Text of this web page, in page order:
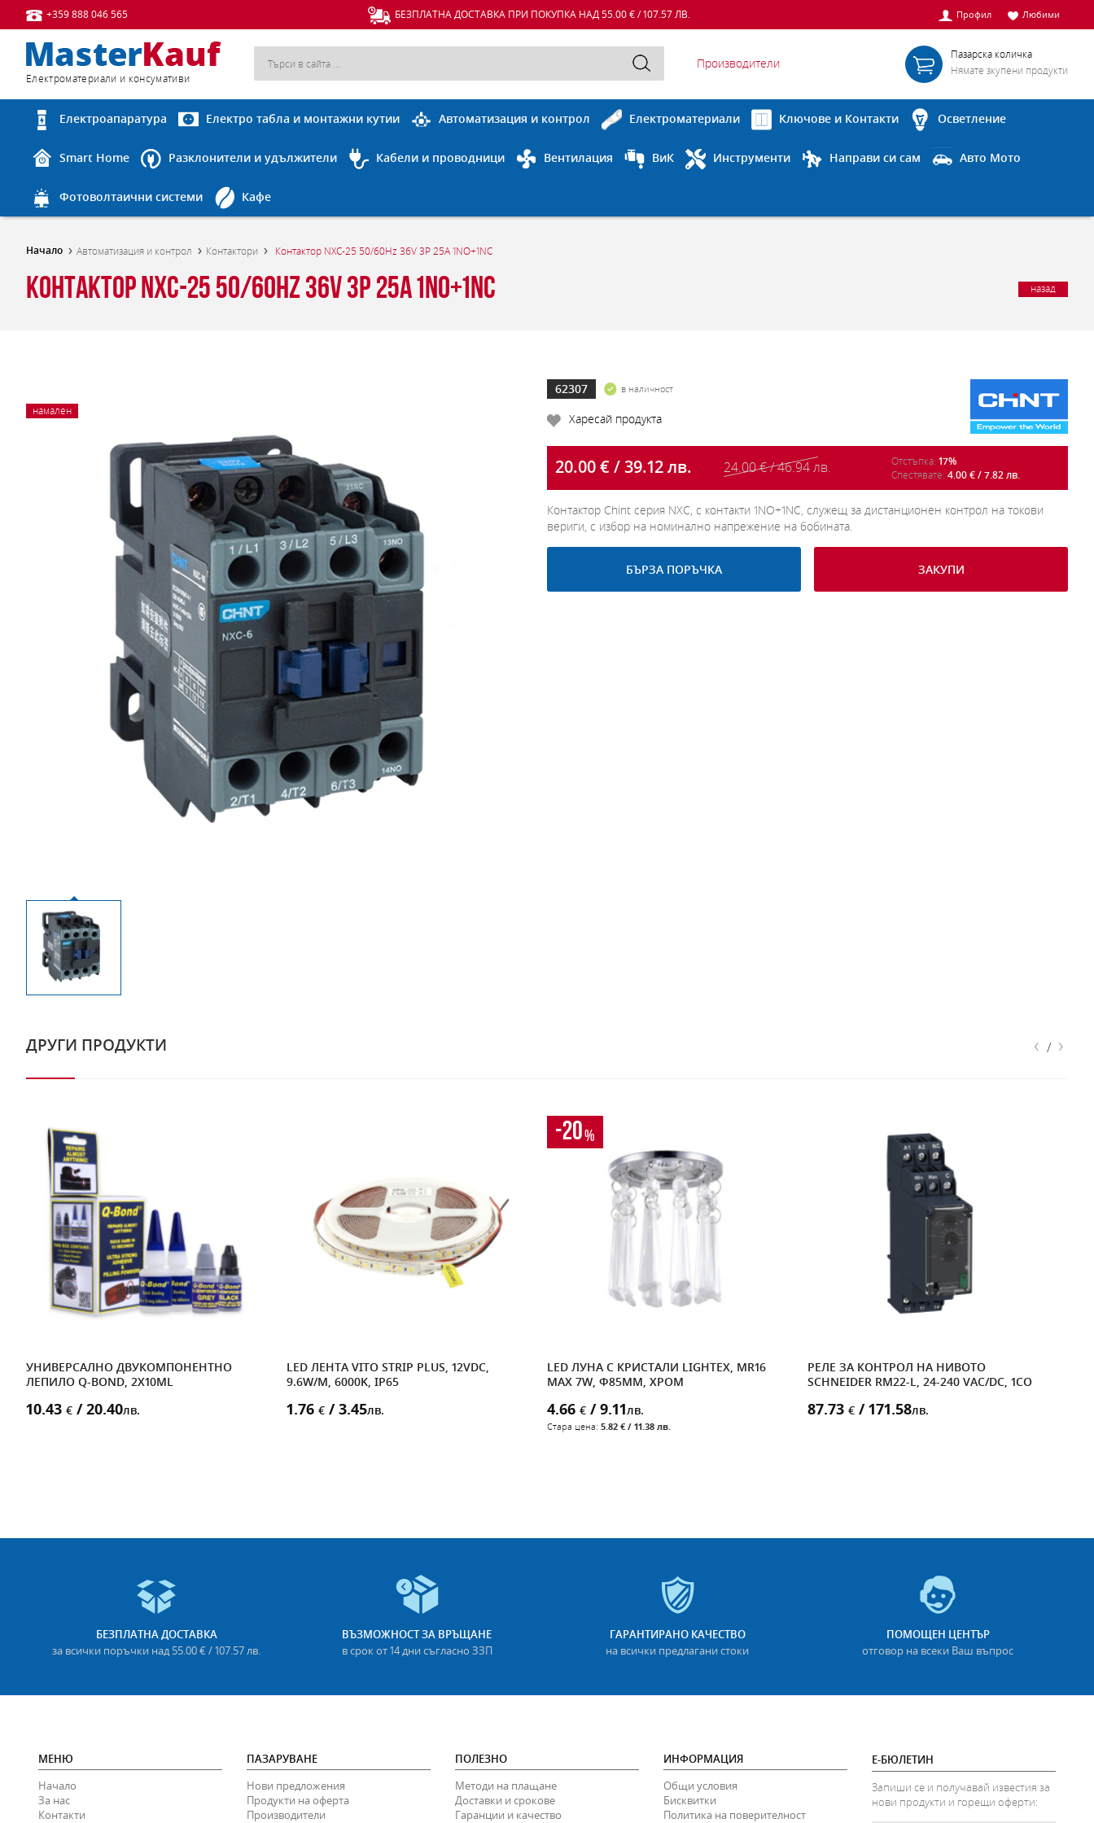
+359 888 046 565 Профил Любими
БЕЗПЛАТНА ДОСТАВКА ПРИ ПОКУПКА НАД 55.00 € / 107.57 ЛВ.
Eлектроматериали и консумативи
Пазарска количка
Нямате зкупени продукти
Производители
Електроапаратура Електро табла и монтажни кутии Автоматизация и контрол Електроматериали Ключове и Контакти Осветление
Smart Home Разклонители и удължители Кабели и проводници Вентилация ВиК Инструменти Направи си сам Авто Мото
Фотоволтаични системи Кафе
Начало Автоматизация и контрол Контактори Контактор NXC-25 50/60Hz 36V 3P 25A 1NO+1NC
Контактор NXC-25 50/60Hz 36V 3P 25A 1NO+1NC назад
намален
62307 в наличност
Харесай продукта
20.00 € / 39.12 лв. 24.00 € / 46.94 лв. Отстъпка:17%
Спестявате:4.00 € / 7.82 лв.
Контактор Chint серия NXC, с контакти 1NO+1NC, служещ за дистанционен контрол на токови
вериги, с избор на номинално напрежение на бобината.
БЪРЗА ПОРЪЧКА ЗАКУПИ
ДРУГИ ПРОДУКТИ ‹ / ›
УНИВЕРСАЛНО ДВУКОМПОНЕНТНО
ЛЕПИЛО Q-BOND, 2X10ML
10.43 € / 20.40лв.
LED ЛЕНТА VITO STRIP PLUS, 12VDC,
9.6W/M, 6000K, IP65
1.76 € / 3.45лв.
-20%
LED ЛУНА С КРИСТАЛИ LIGHTEX, MR16
MAX 7W, Ф85MM, ХРОМ
4.66 € / 9.11лв.
Стара цена: 5.82 € / 11.38 лв.
РЕЛЕ ЗА КОНТРОЛ НА НИВОТО
SCHNEIDER RM22-L, 24-240 VAC/DC, 1CO
87.73 € / 171.58лв.
БЕЗПЛАТНА ДОСТАВКА
за всички поръчки над 55.00 € / 107.57 лв.
ВЪЗМОЖНОСТ ЗА ВРЪЩАНЕ
в срок от 14 дни съгласно ЗЗП
ГАРАНТИРАНО КАЧЕСТВО
на всички предлагани стоки
ПОМОЩЕН ЦЕНТЪР
отговор на всеки Ваш въпрос
МЕНЮ
Начало
За нас
Контакти
ПАЗАРУВАНЕ
Нови предложения
Продукти на оферта
Производители
ПОЛЕЗНО
Методи на плащане
Доставки и срокове
Гаранции и качество
ИНФОРМАЦИЯ
Общи условия
Бисквитки
Политика на поверителност
Е-БЮЛЕТИН
Запиши се и получавай известия за
нови продукти и горещи оферти: